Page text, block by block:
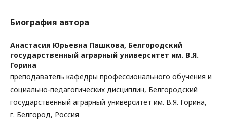
Биография автора
Анастасия Юрьевна Пашкова, Белгородский
государственный аграрный университет им. В.Я.
Горина
преподаватель кафедры профессионального обучения и
социально-педагогических дисциплин, Белгородский
государственный аграрный университет им. В.Я. Горина,
г. Белгород, Россия